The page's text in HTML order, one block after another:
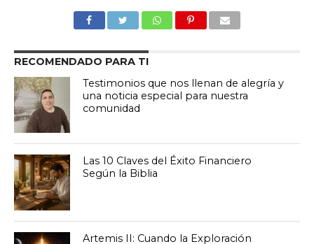
RECOMENDADO PARA TI
Testimonios que nos llenan de alegría y
una noticia especial para nuestra
comunidad
Las 10 Claves del Éxito Financiero
Según la Biblia
Artemis II: Cuando la Exploración